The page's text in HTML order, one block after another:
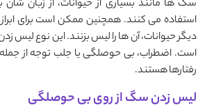
سگ ها مانند بسیاری از حیوانات، از زبان
استفاده می کنند. همچنین ممکن است برای
دیگر حیوانات، آن ها را لیس بزنند. این نوع لیس
است. اضطراب، بی حوصلگی یا جلب توجه از
رفتارها هستند.
لیس زدن سگ از روی بی حوصلگی